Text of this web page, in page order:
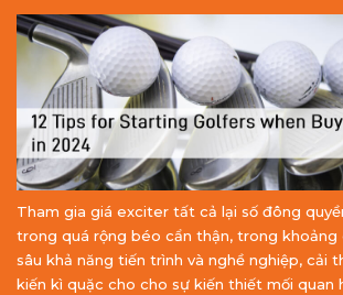
Tham gia giá exciter tất cả lại số đông
trong quá rộng béo cẩn thận, trong khoảng
sâu khả năng tiến trình và nghề nghiệp, cải
kiến kì quặc cho cho sự kiến thiết mối quan